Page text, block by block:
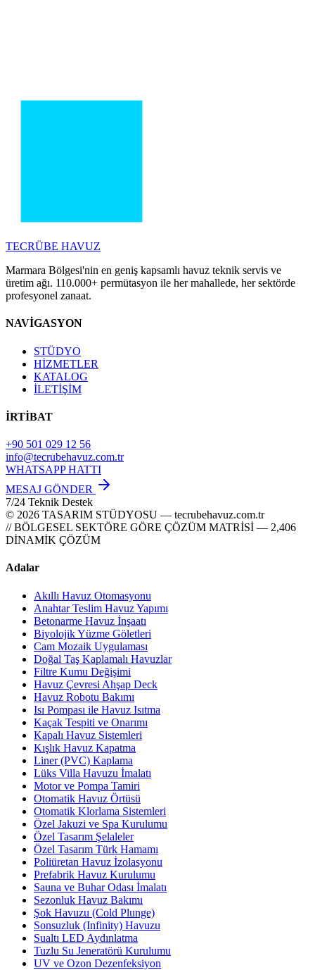
TECRÜBE HAVUZ
Marmara Bölgesi'nin en geniş kapsamlı havuz teknik servis ve
üretim ağı. 110.000+ permütasyon ile her mahallede, her sektörde
profesyonel zanaat.
NAVİGASYON
STÜDYO
HİZMETLER
KATALOG
İLETİŞİM
İRTİBAT
+90 501 029 12 56
info@tecrubehavuz.com.tr
WHATSAPP HATTI
MESAJ GÖNDER
7/24 Teknik Destek
© 2026 TASARIM STÜDYOSU — tecrubehavuz.com.tr
// BÖLGESEL SEKTÖRE GÖRE ÇÖZÜM MATRİSİ — 2,406
DİNAMİK ÇÖZÜM
Adalar
Akıllı Havuz Otomasyonu
Anahtar Teslim Havuz Yapımı
Betonarme Havuz İnşaatı
Biyolojik Yüzme Göletleri
Cam Mozaik Uygulaması
Doğal Taş Kaplamalı Havuzlar
Filtre Kumu Değişimi
Havuz Çevresi Ahşap Deck
Havuz Robotu Bakımı
Isı Pompası ile Havuz Isıtma
Kaçak Tespiti ve Onarımı
Kapalı Havuz Sistemleri
Kışlık Havuz Kapatma
Liner (PVC) Kaplama
Lüks Villa Havuzu İmalatı
Motor ve Pompa Tamiri
Otomatik Havuz Örtüsü
Otomatik Klorlama Sistemleri
Özel Jakuzi ve Spa Kurulumu
Özel Tasarım Şelaleler
Özel Tasarım Türk Hamamı
Poliüretan Havuz İzolasyonu
Prefabrik Havuz Kurulumu
Sauna ve Buhar Odası İmalatı
Sezonluk Havuz Bakımı
Şok Havuzu (Cold Plunge)
Sonsuzluk (Infinity) Havuzu
Sualtı LED Aydınlatma
Tuzlu Su Jeneratörü Kurulumu
UV ve Ozon Dezenfeksiyon